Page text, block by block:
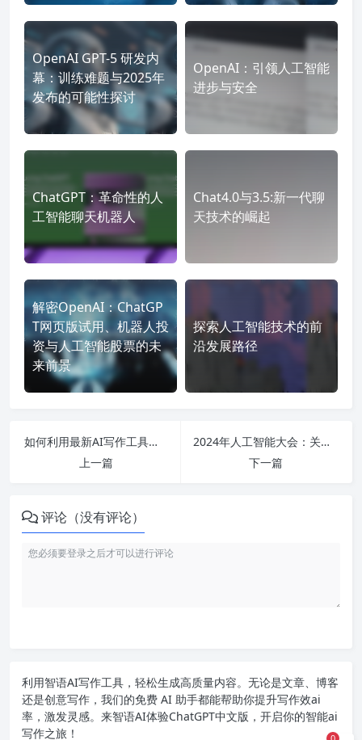
OpenAI GPT-5 研发内
幕：训练难题与2025年
发布的可能性探讨
OpenAI：引领人工智能
进步与安全
ChatGPT：革命性的人
工智能聊天机器人
Chat4.0与3.5:新一代聊
天技术的崛起
解密OpenAI：ChatGP
T网页版试用、机器人投
资与人工智能股票的未
来前景
探索人工智能技术的前
沿发展路径
如何利用最新AI写作工具打造出色的文案与小说，探索免费的智能写作助手与下载资源！
上一篇
2024年人工智能大会：关注前沿技术、探讨创业项目及应用领域的全景会议
下一篇
评论（没有评论）
利用智语AI写作工具，轻松生成高质量内容。无论是文章、博客
还是创意写作，我们的免费 AI 助手都能帮助你提升写作效ai
率，激发灵感。来智语AI体验ChatGPT中文版 ，开启你的智能ai
写作之旅！